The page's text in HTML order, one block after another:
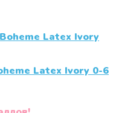
Latex Ivory 0-6